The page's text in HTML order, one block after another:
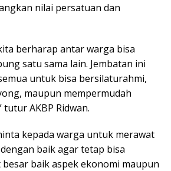
nilai persatuan dan
berharap antar warga bisa
satu sama lain. Jembatan ini
untuk bisa bersilaturahmi,
maupun mempermudah
AKBP Ridwan.
kepada warga untuk merawat
baik agar tetap bisa
baik aspek ekonomi maupun